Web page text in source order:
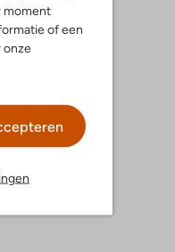
moment
of een
onze
4/5